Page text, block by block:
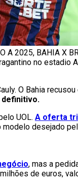
A 2025, BAHIA X
no estadio
O Bahia
definitivo.
UOL. A oferta
desejado
, mas a
de euros,